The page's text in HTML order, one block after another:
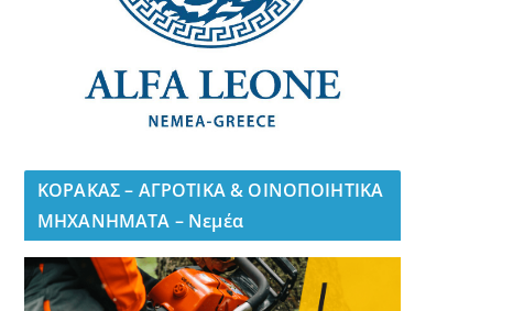
ΚΟΡΑΚΑΣ – ΑΓΡΟΤΙΚΑ & ΟΙΝΟΠΟΙΗΤΙΚΑ
ΜΗΧΑΝΗΜΑΤΑ – Νεμέα